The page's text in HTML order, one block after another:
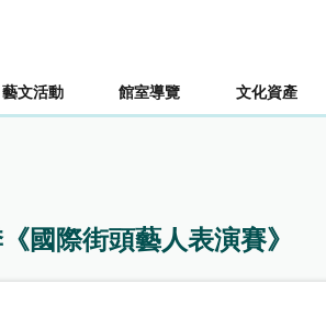
藝文活動 館室導覽 文化資產
國際街頭藝人表演賽》